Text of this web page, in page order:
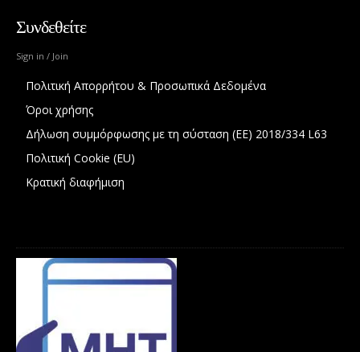
Συνδεθείτε
Sign in / Join
Πολιτική Απορρήτου & Προσωπικά Δεδομένα
Όροι χρήσης
Δήλωση συμμόρφωσης με τη σύσταση (ΕΕ) 2018/334 L63
Πολιτική Cookie (EU)
Κρατική διαφήμιση